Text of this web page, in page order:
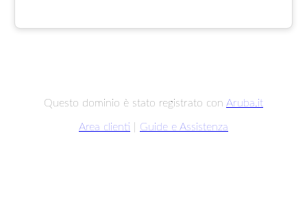
Questo dominio è stato registrato con Aruba.it
Area clienti Guide e Assistenza